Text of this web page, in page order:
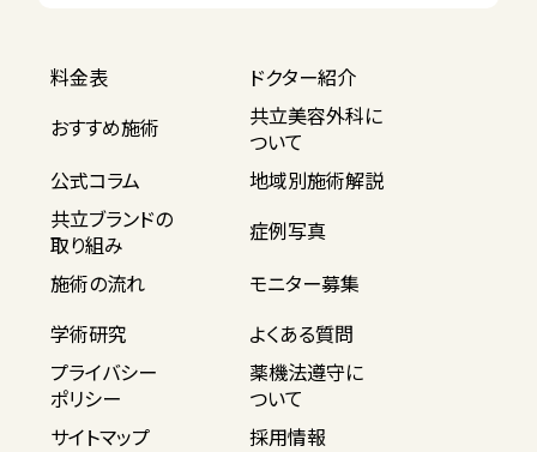
料金表
ドクター紹介
おすすめ施術
共立美容外科に
ついて
公式コラム
地域別施術解説
共立ブランドの
取り組み
症例写真
施術の流れ
モニター募集
学術研究
よくある質問
プライバシー
ポリシー
薬機法遵守に
ついて
サイトマップ
採用情報